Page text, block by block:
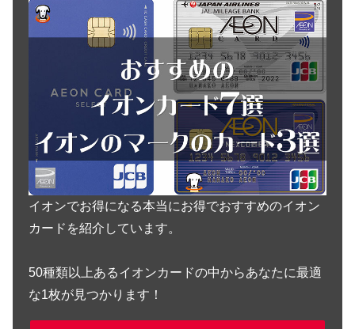
イオンでお得になる本当にお得でおすすめのイオン
カードを紹介しています。
50種類以上あるイオンカードの中からあなたに最適
な1枚が見つかります！